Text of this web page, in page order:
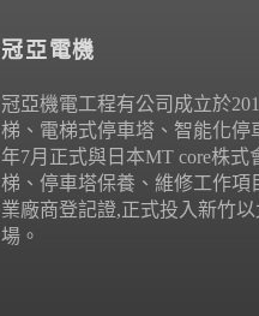
冠亞電機
冠亞機電工程有公司成立於
梯、電梯式停車塔、智能化停
年7月正式與日本MT core株
梯、停車塔保養、維修工作
業廠商登記證,正式投入新竹
場。